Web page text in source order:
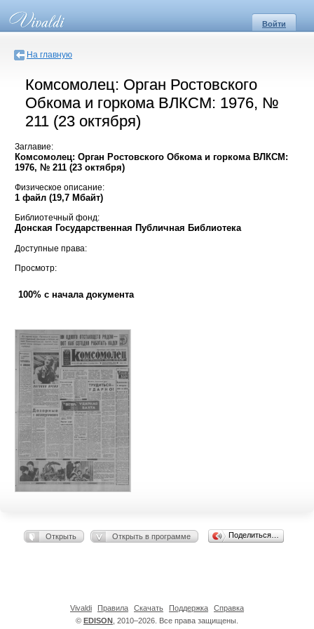
Войти
На главную
Комсомолец: Орган Ростовского
Обкома и горкома ВЛКСМ: 1976, №
211 (23 октября)
Заглавие:
Комсомолец: Орган Ростовского Обкома и горкома ВЛКСМ:
1976, № 211 (23 октября)
Физическое описание:
1 файл (19,7 Мбайт)
Библиотечный фонд:
Донская Государственная Публичная Библиотека
Доступные права:
Просмотр:
100% с начала документа
Открыть Открыть в программе Поделиться…
© EDISON , 2010–2026. Все права защищены.
Vivaldi Правила Скачать Поддержка Справка